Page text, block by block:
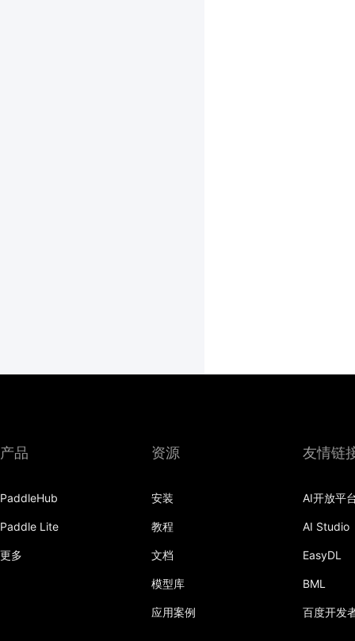
产品
PaddleHub
Paddle Lite
更多
资源
安装
教程
文档
模型库
应用案例
友情链
AI开放平
AI Studio
EasyDL
BML
百度开发